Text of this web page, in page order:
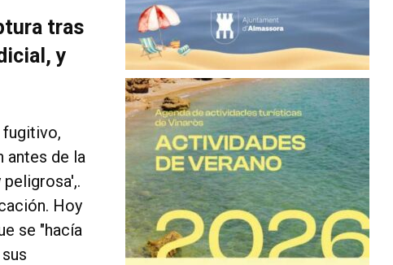
tras
y
fugitivo,
antes de la
Hoy
se "hacía